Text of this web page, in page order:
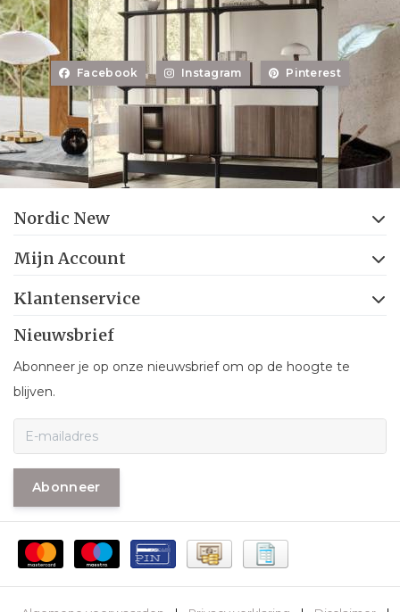
Facebook Instagram Pinterest
Nordic New
Mijn Account
Klantenservice
Nieuwsbrief
Abonneer je op onze nieuwsbrief om op de hoogte te
blijven.
Abonneer